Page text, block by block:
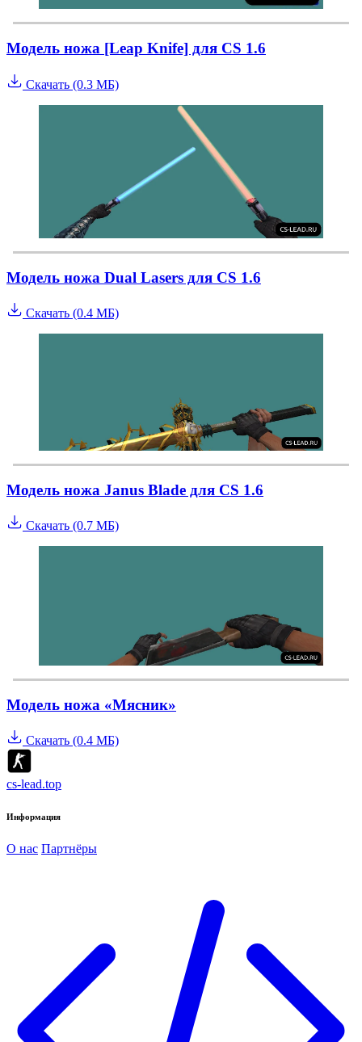
Модель ножа [Leap Knife] для CS 1.6
Скачать (0.3 МБ)
Модель ножа Dual Lasers для CS 1.6
Скачать (0.4 МБ)
Модель ножа Janus Blade для CS 1.6
Скачать (0.7 МБ)
Модель ножа «Мясник»
Скачать (0.4 МБ)
cs-lead.top
Информация
О нас Партнёры